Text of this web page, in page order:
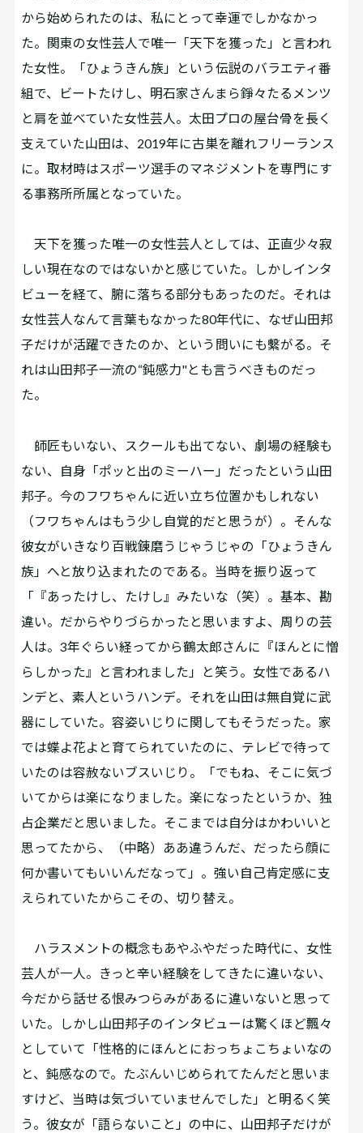
から始められたのは、私にとって幸運でしかなかっ
た。関東の女性芸人で唯一「天下を獲った」と言われ
た女性。「ひょうきん族」という伝説のバラエティ番
組で、ビートたけし、明石家さんまら錚々たるメンツ
と肩を並べていた女性芸人。太田プロの屋台骨を長く
支えていた山田は、2019年に古巣を離れフリーランス
に。取材時はスポーツ選手のマネジメントを専門にす
る事務所所属となっていた。
天下を獲った唯一の女性芸人としては、正直少々寂
しい現在なのではないかと感じていた。しかしインタ
ビューを経て、腑に落ちる部分もあったのだ。それは
女性芸人なんて言葉もなかった80年代に、なぜ山田邦
子だけが活躍できたのか、という問いにも繫がる。そ
れは山田邦子一流の“鈍感力"とも言うべきものだっ
た。
師匠もいない、スクールも出てない、劇場の経験も
ない、自身「ポッと出のミーハー」だったという山田
邦子。今のフワちゃんに近い立ち位置かもしれない
（フワちゃんはもう少し自覚的だと思うが）。そんな
彼女がいきなり百戦錬磨うじゃうじゃの「ひょうきん
族」へと放り込まれたのである。当時を振り返って
「『あったけし、たけし』みたいな（笑）。基本、勘
違い。だからやりづらかったと思いますよ、周りの芸
人は。3年ぐらい経ってから鶴太郎さんに『ほんとに憎
らしかった』と言われました」と笑う。女性であるハ
ンデと、素人というハンデ。それを山田は無自覚に武
器にしていた。容姿いじりに関してもそうだった。家
では蝶よ花よと育てられていたのに、テレビで待って
いたのは容赦ないブスいじり。「でもね、そこに気づ
いてからは楽になりました。楽になったというか、独
占企業だと思いました。そこまでは自分はかわいいと
思ってたから、（中略）ああ違うんだ、だったら顔に
何か書いてもいいんだなって」。強い自己肯定感に支
えられていたからこその、切り替え。
ハラスメントの概念もあやふやだった時代に、女性
芸人が一人。きっと辛い経験をしてきたに違いない、
今だから話せる恨みつらみがあるに違いないと思って
いた。しかし山田邦子のインタビューは驚くほど飄々
としていて「性格的にほんとにおっちょこちょいなの
と、鈍感なので。たぶんいじめられてたんだと思いま
すけど、当時は気づいていませんでした」と明るく笑
う。彼女が「語らないこと」の中に、山田邦子だけが